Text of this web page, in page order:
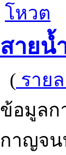
โหวต
สายน้
( ราย
ข้อมูลก
กาญจน